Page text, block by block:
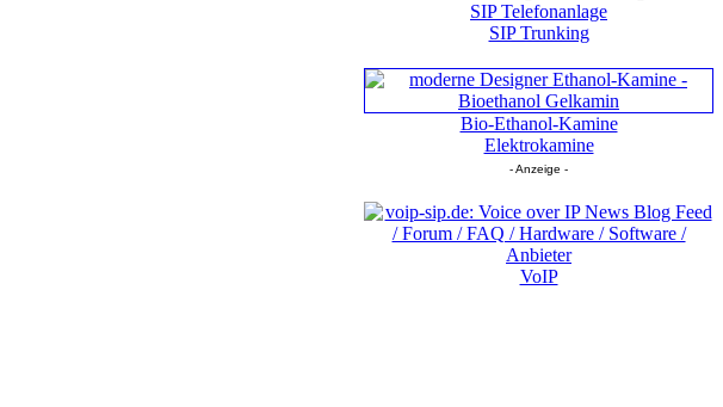
SIP Telefonanlage
SIP Trunking
Bio-Ethanol-Kamine
Elektrokamine
- Anzeige -
VoIP